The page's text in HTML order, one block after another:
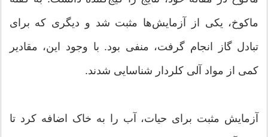
ماکوخ، یکی از آزمایش‌ها مثبت شد و دیگری که برای
تبادل گاز انجام گرفت، منفی بود. با وجود این، مقادیر
کمی از مواد آلی کلردار شناسایی شدند.
آزمایش مثبت برای حیات، آب را به خاک اضافه کرد تا